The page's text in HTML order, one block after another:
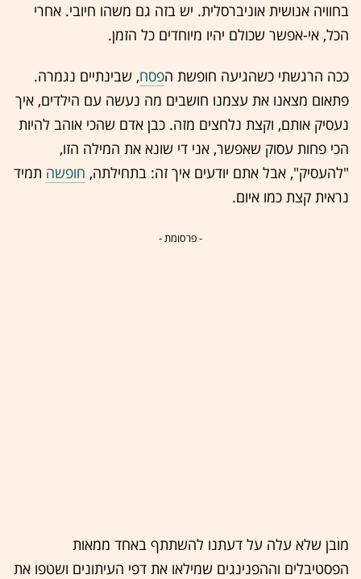
בחוויה אנושית אוניברסלית. יש בזה גם משהו חיובי. אחרי
הכל, אי-אפשר שכולם יהיו מיוחדים כל הזמן.
ככה הרגשתי כשהגיעה חופשת הפסח, שבינתיים נגמרה.
פתאום מצאנו את עצמנו חושבים מה נעשה עם הילדים, איך
נעסיק אותם, וקצת נלחצים מזה. כבן אדם שהכי אוהב להיות
הכי פחות עסוק שאפשר, אני די שונא את המילה הזו,
"להעסיק", אבל אתם יודעים איך זה: בתחילתה, חופשה תמיד
נראית קצת כמו איום.
- פרסומת -
מובן שלא עלה על דעתנו להשתתף באחד ממאות
הפסטיבלים וההפנינגים שמילאו את דפי העיתונים ושטפו את